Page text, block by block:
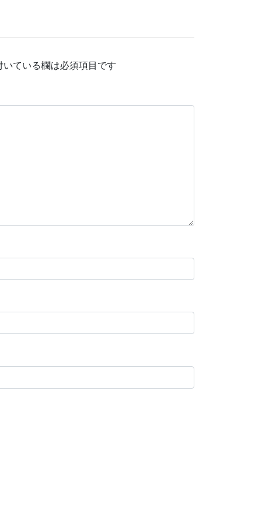
ている欄は必須項目です